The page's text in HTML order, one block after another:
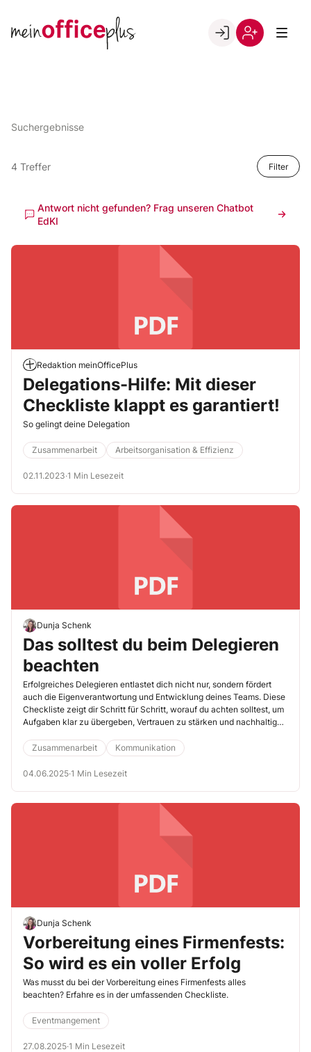
content
Go to landing page.
Suchergebnisse
4 Treffer Filter
Antwort nicht gefunden? Frag unseren Chatbot
EdKI
Redaktion meinOfficePlus
Delegations-Hilfe: Mit dieser
Checkliste klappt es garantiert!
So gelingt deine Delegation
Zusammenarbeit Arbeitsorganisation & Effizienz
02.11.2023·1 Min Lesezeit
Dunja Schenk
Das solltest du beim Delegieren
beachten
Erfolgreiches Delegieren entlastet dich nicht nur, sondern fördert
auch die Eigenverantwortung und Entwicklung deines Teams. Diese
Checkliste zeigt dir Schritt für Schritt, worauf du achten solltest, um
Aufgaben klar zu übergeben, Vertrauen zu stärken und nachhaltige
Zusammenarbeit
Kommunikation
04.06.2025·1 Min Lesezeit
Dunja Schenk
Vorbereitung eines Firmenfests:
So wird es ein voller Erfolg
Was musst du bei der Vorbereitung eines Firmenfests alles
beachten? Erfahre es in der umfassenden Checkliste.
Eventmangement
27.08.2025·1 Min Lesezeit